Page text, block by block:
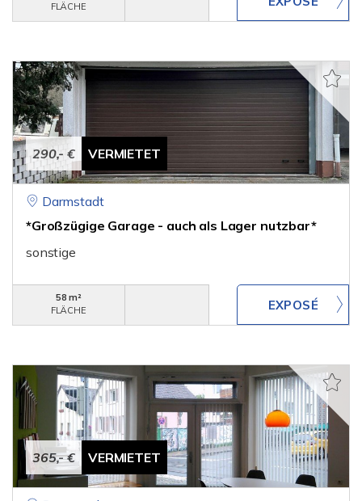
FLÄCHE
290,- € VERMIETET
Darmstadt
*Großzügige Garage - auch als Lager nutzbar*
sonstige
58 m²
FLÄCHE
365,- € VERMIETET